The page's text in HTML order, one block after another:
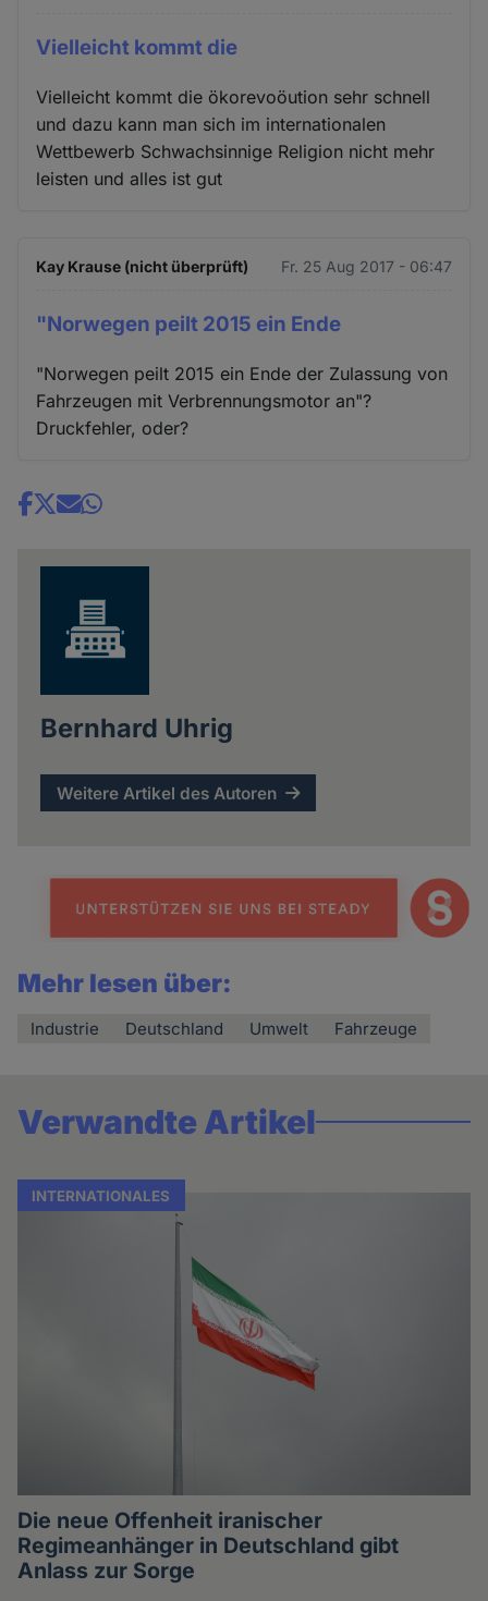
Vielleicht kommt die
Vielleicht kommt die ökorevoöution sehr schnell
und dazu kann man sich im internationalen
Wettbewerb Schwachsinnige Religion nicht mehr
leisten und alles ist gut
Kay Krause (nicht überprüft) Fr. 25 Aug 2017 - 06:47
"Norwegen peilt 2015 ein Ende
"Norwegen peilt 2015 ein Ende der Zulassung von
Fahrzeugen mit Verbrennungsmotor an"?
Druckfehler, oder?
Share
Bernhard Uhrig
Weitere Artikel des Autoren
Mehr lesen über:
Industrie Deutschland Umwelt Fahrzeuge
Verwandte Artikel
INTERNATIONALES
Die neue Offenheit iranischer
Regimeanhänger in Deutschland gibt
Anlass zur Sorge